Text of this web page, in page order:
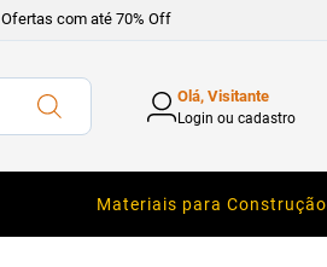
Ofertas com até 70% Off
Olá, Visitante
Login ou cadastro
Materiais para Construção